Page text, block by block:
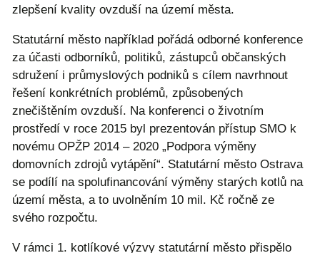
zlepšení kvality ovzduší na území města.
Statutární město například pořádá odborné konference
za účasti odborníků, politiků, zástupců občanských
sdružení i průmyslových podniků s cílem navrhnout
řešení konkrétních problémů, způsobených
znečištěním ovzduší. Na konferenci o životním
prostředí v roce 2015 byl prezentován přístup SMO k
novému OPŽP 2014 – 2020 „Podpora výměny
domovních zdrojů vytápění“. Statutární město Ostrava
se podílí na spolufinancování výměny starých kotlů na
území města, a to uvolněním 10 mil. Kč ročně ze
svého rozpočtu.
V rámci 1. kotlíkové výzvy statutární město přispělo